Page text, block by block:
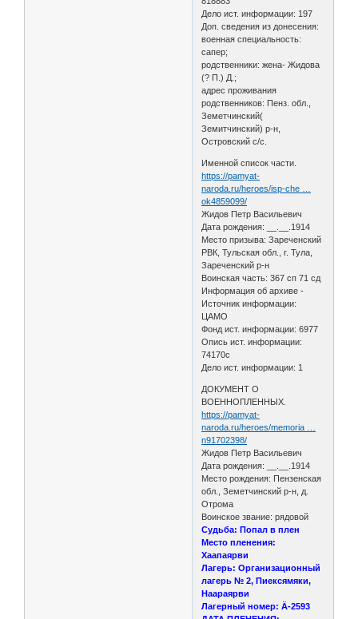
Дело ист. информации: 197
Доп. сведения из донесения:
военная специальность:
сапер;
родственники: жена- Жидова
(? П.) Д.;
адрес проживания
родственников: Пенз. обл.,
Земетчинский(
Земитчинский) р-н,
Островский с/с.
Именной список части.
https://pamyat-
naroda.ru/heroes/isp-che …
ok4859099/
Жидов Петр Васильевич
Дата рождения: __.__.1914
Место призыва: Зареченский
РВК, Тульская обл., г. Тула,
Зареченский р-н
Воинская часть: 367 сп 71 сд
Информация об архиве -
Источник информации:
ЦАМО
Фонд ист. информации: 6977
Опись ист. информации:
74170с
Дело ист. информации: 1
ДОКУМЕНТ О
ВОЕННОПЛЕННЫХ.
https://pamyat-
naroda.ru/heroes/memoria …
n91702398/
Жидов Петр Васильевич
Дата рождения: __.__.1914
Место рождения: Пензенская
обл., Земетчинский р-н, д.
Отрома
Воинское звание: рядовой
Судьба: Попал в плен
Место пленения:
Хаапаярви
Лагерь: Организационный
лагерь № 2, Пиексямяки,
Наараярви
Лагерный номер: Ä-2593